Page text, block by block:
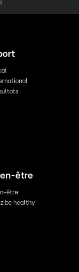
être
être
be healthy